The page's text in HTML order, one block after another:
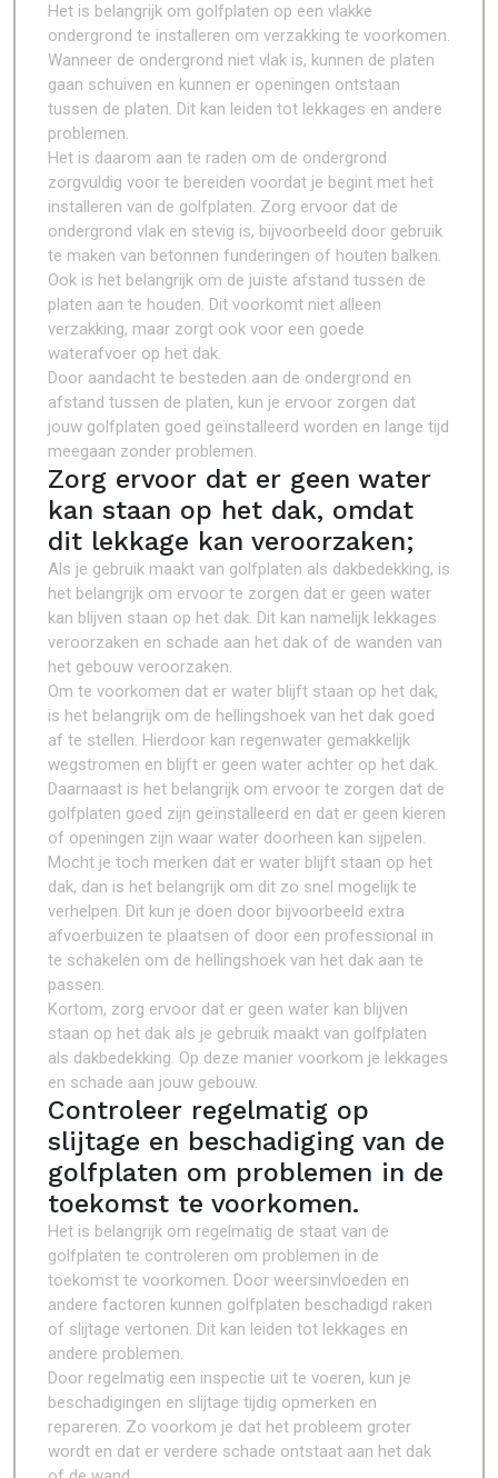
Het is belangrijk om golfplaten op een vlakke
ondergrond te installeren om verzakking te voorkomen.
Wanneer de ondergrond niet vlak is, kunnen de platen
gaan schuiven en kunnen er openingen ontstaan
tussen de platen. Dit kan leiden tot lekkages en andere
problemen.
Het is daarom aan te raden om de ondergrond
zorgvuldig voor te bereiden voordat je begint met het
installeren van de golfplaten. Zorg ervoor dat de
ondergrond vlak en stevig is, bijvoorbeeld door gebruik
te maken van betonnen funderingen of houten balken.
Ook is het belangrijk om de juiste afstand tussen de
platen aan te houden. Dit voorkomt niet alleen
verzakking, maar zorgt ook voor een goede
waterafvoer op het dak.
Door aandacht te besteden aan de ondergrond en
afstand tussen de platen, kun je ervoor zorgen dat
jouw golfplaten goed geïnstalleerd worden en lange tijd
meegaan zonder problemen.
Zorg ervoor dat er geen water
kan staan ​​op het dak, omdat
dit lekkage kan veroorzaken;
Als je gebruik maakt van golfplaten als dakbedekking, is
het belangrijk om ervoor te zorgen dat er geen water
kan blijven staan op het dak. Dit kan namelijk lekkages
veroorzaken en schade aan het dak of de wanden van
het gebouw veroorzaken.
Om te voorkomen dat er water blijft staan op het dak,
is het belangrijk om de hellingshoek van het dak goed
af te stellen. Hierdoor kan regenwater gemakkelijk
wegstromen en blijft er geen water achter op het dak.
Daarnaast is het belangrijk om ervoor te zorgen dat de
golfplaten goed zijn geïnstalleerd en dat er geen kieren
of openingen zijn waar water doorheen kan sijpelen.
Mocht je toch merken dat er water blijft staan op het
dak, dan is het belangrijk om dit zo snel mogelijk te
verhelpen. Dit kun je doen door bijvoorbeeld extra
afvoerbuizen te plaatsen of door een professional in
te schakelen om de hellingshoek van het dak aan te
passen.
Kortom, zorg ervoor dat er geen water kan blijven
staan op het dak als je gebruik maakt van golfplaten
als dakbedekking. Op deze manier voorkom je lekkages
en schade aan jouw gebouw.
Controleer regelmatig op
slijtage en beschadiging van de
golfplaten om problemen in de
toekomst te voorkomen.
Het is belangrijk om regelmatig de staat van de
golfplaten te controleren om problemen in de
toekomst te voorkomen. Door weersinvloeden en
andere factoren kunnen golfplaten beschadigd raken
of slijtage vertonen. Dit kan leiden tot lekkages en
andere problemen.
Door regelmatig een inspectie uit te voeren, kun je
beschadigingen en slijtage tijdig opmerken en
repareren. Zo voorkom je dat het probleem groter
wordt en dat er verdere schade ontstaat aan het dak